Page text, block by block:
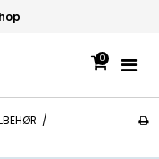
0
/